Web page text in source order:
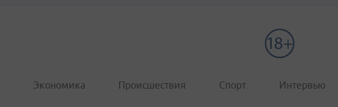
Экономика Происшествия Спорт Интервью